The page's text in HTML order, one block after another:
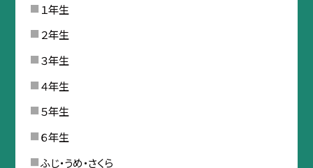
１年生
２年生
３年生
４年生
５年生
６年生
ふじ・うめ・さくら